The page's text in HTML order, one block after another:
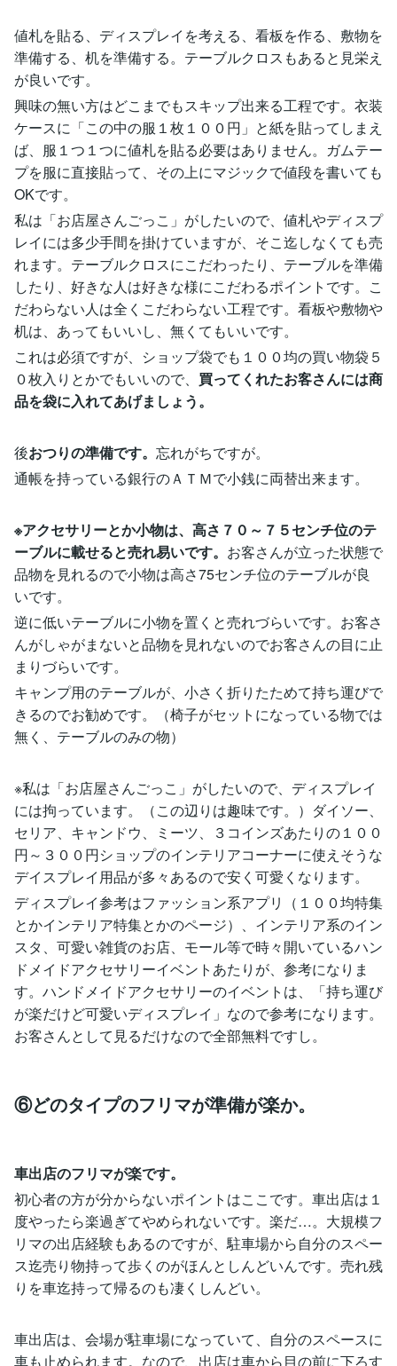
値札を貼る、ディスプレイを考える、看板を作る、敷物を
準備する、机を準備する。テーブルクロスもあると見栄え
が良いです。
興味の無い方はどこまでもスキップ出来る工程です。衣装
ケースに「この中の服１枚１００円」と紙を貼ってしまえ
ば、服１つ１つに値札を貼る必要はありません。ガムテー
プを服に直接貼って、その上にマジックで値段を書いても
OKです。
私は「お店屋さんごっこ」がしたいので、値札やディスプ
レイには多少手間を掛けていますが、そこ迄しなくても売
れます。テーブルクロスにこだわったり、テーブルを準備
したり、好きな人は好きな様にこだわるポイントです。こ
だわらない人は全くこだわらない工程です。看板や敷物や
机は、あってもいいし、無くてもいいです。
これは必須ですが、ショップ袋でも１００均の買い物袋５
０枚入りとかでもいいので、 買ってくれたお客さんには商
品を袋に入れてあげましょう。
後おつりの準備です。 忘れがちですが。
通帳を持っている銀行のＡＴＭで小銭に両替出来ます。
※アクセサリーとか小物は、高さ７０～７５センチ位のテ
ーブルに載せると売れ易いです。 お客さんが立った状態で
品物を見れるので小物は高さ75センチ位のテーブルが良
いです。
逆に低いテーブルに小物を置くと売れづらいです。お客さ
んがしゃがまないと品物を見れないのでお客さんの目に止
まりづらいです。
キャンプ用のテーブルが、小さく折りたためて持ち運びで
きるのでお勧めです。（椅子がセットになっている物では
無く、テーブルのみの物）
※私は「お店屋さんごっこ」がしたいので、ディスプレイ
には拘っています。（この辺りは趣味です。）ダイソー、
セリア、キャンドウ、ミーツ、３コインズあたりの１００
円～３００円ショップのインテリアコーナーに使えそうな
デイスプレイ用品が多々あるので安く可愛くなります。
ディスプレイ参考はファッション系アプリ（１００均特集
とかインテリア特集とかのページ）、インテリア系のイン
スタ、可愛い雑貨のお店、モール等で時々開いているハン
ドメイドアクセサリーイベントあたりが、参考になりま
す。ハンドメイドアクセサリーのイベントは、「持ち運び
が楽だけど可愛いディスプレイ」なので参考になります。
お客さんとして見るだけなので全部無料ですし。
⑥どのタイプのフリマが準備が楽か。
車出店のフリマが楽です。
初心者の方が分からないポイントはここです。車出店は１
度やったら楽過ぎてやめられないです。楽だ…。大規模フ
リマの出店経験もあるのですが、駐車場から自分のスペー
ス迄売り物持って歩くのがほんとしんどいんです。売れ残
りを車迄持って帰るのも凄くしんどい。
車出店は、会場が駐車場になっていて、自分のスペースに
車も止められます。なので、出店は車から目の前に下ろす